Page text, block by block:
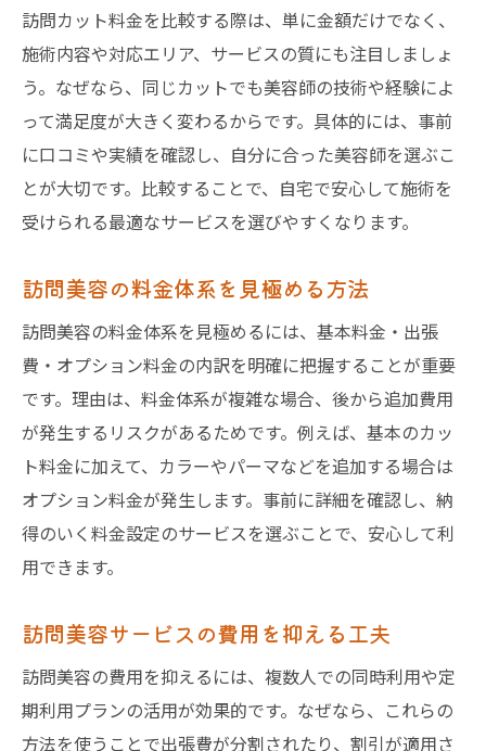
訪問カット料金を比較する際は、単に金額だけでなく、
施術内容や対応エリア、サービスの質にも注目しましょ
う。なぜなら、同じカットでも美容師の技術や経験によ
って満足度が大きく変わるからです。具体的には、事前
に口コミや実績を確認し、自分に合った美容師を選ぶこ
とが大切です。比較することで、自宅で安心して施術を
受けられる最適なサービスを選びやすくなります。
訪問美容の料金体系を見極める方法
訪問美容の料金体系を見極めるには、基本料金・出張
費・オプション料金の内訳を明確に把握することが重要
です。理由は、料金体系が複雑な場合、後から追加費用
が発生するリスクがあるためです。例えば、基本のカッ
ト料金に加えて、カラーやパーマなどを追加する場合は
オプション料金が発生します。事前に詳細を確認し、納
得のいく料金設定のサービスを選ぶことで、安心して利
用できます。
訪問美容サービスの費用を抑える工夫
訪問美容の費用を抑えるには、複数人での同時利用や定
期利用プランの活用が効果的です。なぜなら、これらの
方法を使うことで出張費が分割されたり、割引が適用さ